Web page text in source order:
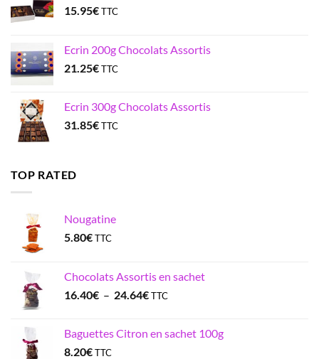
15.95€TTC
Ecrin 200g Chocolats Assortis
21.25€TTC
Ecrin 300g Chocolats Assortis
31.85€TTC
TOP RATED
Nougatine
5.80€TTC
Chocolats Assortis en sachet
16.40€ – 24.64€Plage
16.40€
TTC
Baguettes Citron en sachet 100g
8.20€TTC